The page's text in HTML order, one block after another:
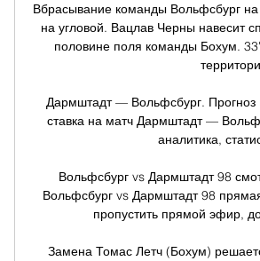
Вбрасывание команды Вольфсбург
на угловой. Вацлав Черны навесит
половине поля команды Бохум.
Дармштадт — Вольфсбург. Прогноз
ставка на матч Дармштадт —
аналитика,
Вольфсбург vs Дармштадт 98
Вольфсбург vs Дармштадт 98
пропустить прямой эфир,
Замена Томас Летч (Бохум)